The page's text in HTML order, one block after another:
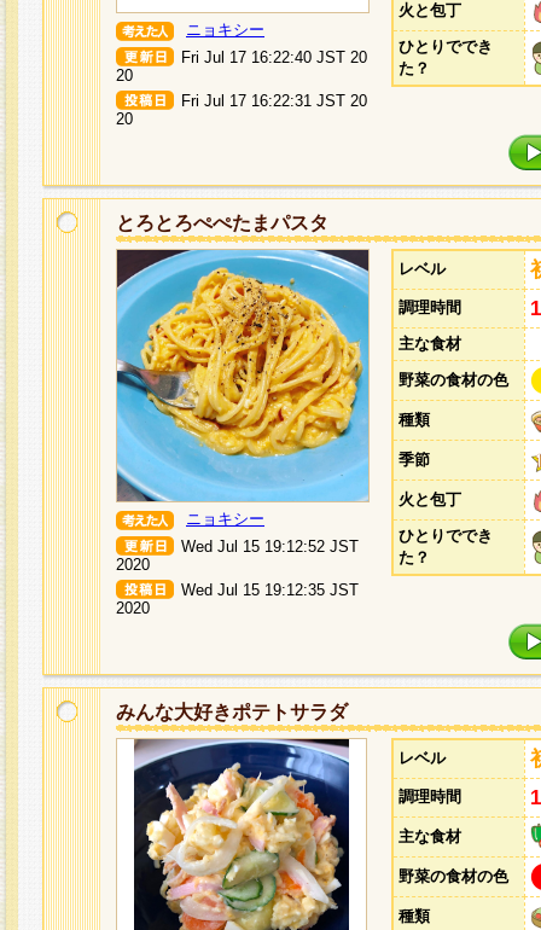
ニョキシー
Fri Jul 17 16:22:40 JST 20
20
Fri Jul 17 16:22:31 JST 20
20
火と包丁
ひとりででき
た？
とろとろぺぺたまパスタ
ニョキシー
Wed Jul 15 19:12:52 JST
2020
Wed Jul 15 19:12:35 JST
2020
レベル
調理時間
主な食材
野菜の食材の色
種類
季節
火と包丁
ひとりででき
た？
みんな大好きポテトサラダ
レベル
調理時間
主な食材
野菜の食材の色
種類